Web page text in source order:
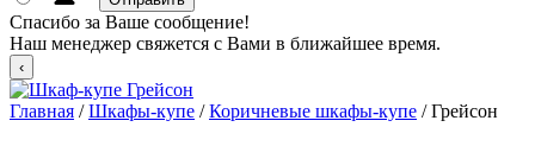
Спасибо за Ваше сообщение!
Наш менеджер свяжется с Вами в ближайшее время.
Главная /Шкафы-купе /Коричневые шкафы-купе / Грейсон